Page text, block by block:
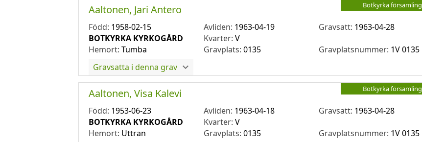
Botkyrka församling
Aaltonen, Jari Antero
Född: 1958-02-15 Avliden: 1963-04-19 Gravsatt: 1963-04-28
BOTKYRKA KYRKOGÅRD
Kvarter:V
Hemort: Tumba Gravplats:0135 Gravplatsnummer: 1V 0135
Gravsatta i denna grav
Botkyrka församling
Aaltonen, Visa Kalevi
Född: 1953-06-23 Avliden: 1963-04-18 Gravsatt: 1963-04-28
BOTKYRKA KYRKOGÅRD
Kvarter:V
Hemort: Uttran Gravplats:0135 Gravplatsnummer: 1V 0135